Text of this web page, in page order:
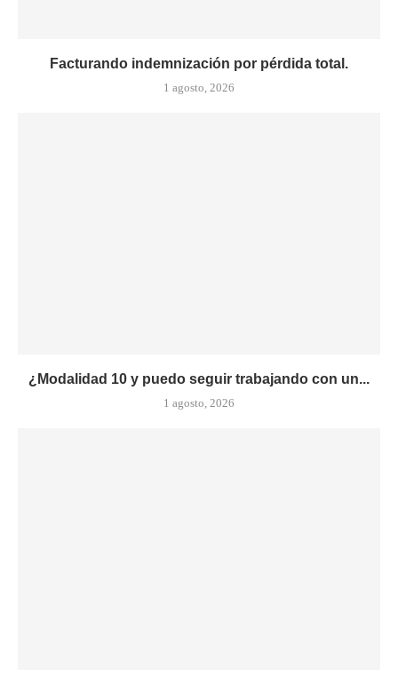
Facturando indemnización por pérdida total.
1 agosto, 2026
¿Modalidad 10 y puedo seguir trabajando con un...
1 agosto, 2026